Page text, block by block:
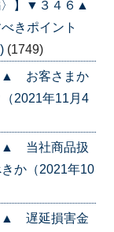
〉】▼３４６▲
きポイント
(1749)
▲ お客さまか
2021年11月4
▲ 当社商品扱
か（2021年10
▲ 遅延損害金